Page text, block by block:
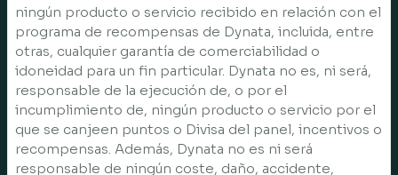
ningún producto o servicio recibido en relación con el
programa de recompensas de Dynata, incluida, entre
otras, cualquier garantía de comerciabilidad o
idoneidad para un fin particular. Dynata no es, ni será,
responsable de la ejecución de, o por el
incumplimiento de, ningún producto o servicio por el
que se canjeen puntos o Divisa del panel, incentivos o
recompensas. Además, Dynata no es ni será
responsable de ningún coste, daño, accidente,